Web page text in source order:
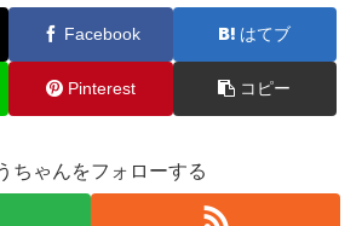
Facebook はてブ
Pinterest コピー
ちゃんをフォローする